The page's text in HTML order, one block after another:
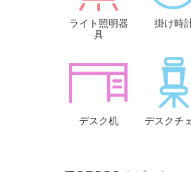
ライト照明器
具
掛け時
デスク机 デスクチ